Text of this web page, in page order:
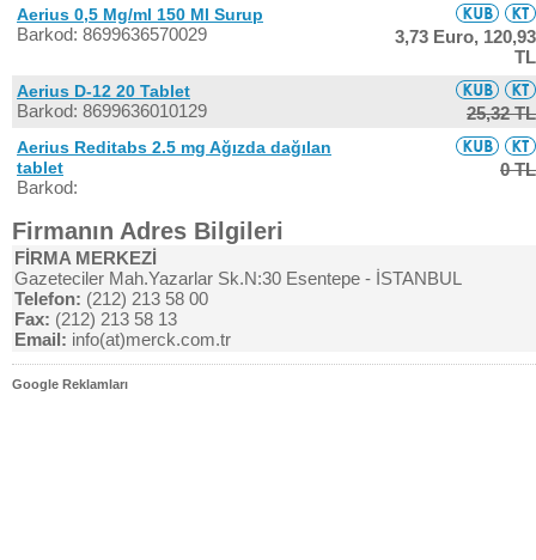
Aerius 0,5 Mg/ml 150 Ml Surup
Barkod: 8699636570029 3,73 Euro, 120,93
TL
Aerius D-12 20 Tablet
Barkod: 8699636010129 25,32 TL
Aerius Reditabs 2.5 mg Ağızda dağılan
tablet
Barkod:
0 TL
Firmanın Adres Bilgileri
FİRMA MERKEZİ
Gazeteciler Mah.Yazarlar Sk.N:30 Esentepe - İSTANBUL
Telefon: (212) 213 58 00
Fax: (212) 213 58 13
Email: info(at)merck.com.tr
Google Reklamları